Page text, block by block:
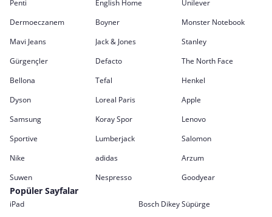
Penti English Home
Unilever
Dermoeczanem
Boyner
Monster Notebook
Mavi Jeans
Jack & Jones
Stanley
Gürgençler
Defacto
The North Face
Bellona
Tefal
Henkel
Dyson
Loreal Paris
Apple
Samsung
Koray Spor
Lenovo
Sportive
Lumberjack
Salomon
Nike
adidas
Arzum
Suwen
Nespresso Goodyear
Popüler Sayfalar
iPad
Bosch Dikey Süpürge